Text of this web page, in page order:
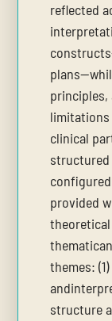
reflected
limitations
clinical
structured
provided
themes:
structure